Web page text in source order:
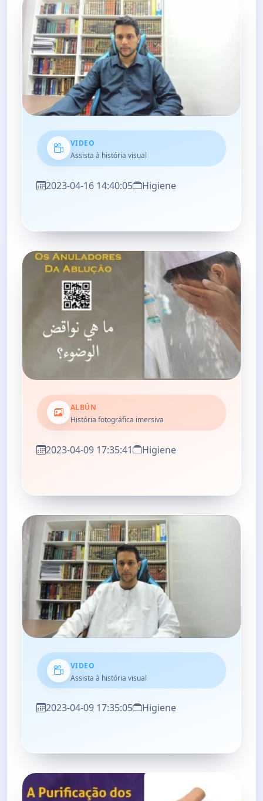
VIDEO
Assista à história visual
2023-04-16 14:40:05 Higiene
ALBÚN
História fotográfica imersiva
2023-04-09 17:35:41 Higiene
VIDEO
Assista à história visual
2023-04-09 17:35:05 Higiene